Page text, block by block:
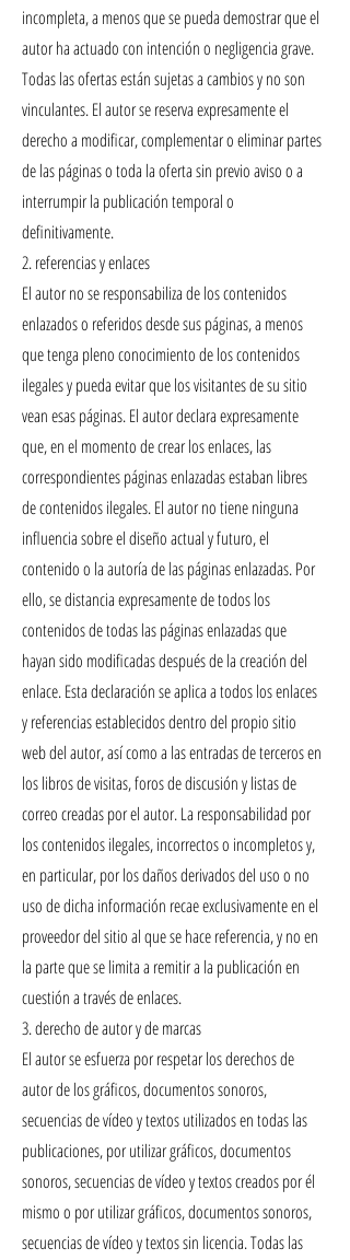
incompleta, a menos que se pueda demostrar que el
autor ha actuado con intención o negligencia grave.
Todas las ofertas están sujetas a cambios y no son
vinculantes. El autor se reserva expresamente el
derecho a modificar, complementar o eliminar partes
de las páginas o toda la oferta sin previo aviso o a
interrumpir la publicación temporal o
definitivamente.
2. referencias y enlaces
El autor no se responsabiliza de los contenidos
enlazados o referidos desde sus páginas, a menos
que tenga pleno conocimiento de los contenidos
ilegales y pueda evitar que los visitantes de su sitio
vean esas páginas. El autor declara expresamente
que, en el momento de crear los enlaces, las
correspondientes páginas enlazadas estaban libres
de contenidos ilegales. El autor no tiene ninguna
influencia sobre el diseño actual y futuro, el
contenido o la autoría de las páginas enlazadas. Por
ello, se distancia expresamente de todos los
contenidos de todas las páginas enlazadas que
hayan sido modificadas después de la creación del
enlace. Esta declaración se aplica a todos los enlaces
y referencias establecidos dentro del propio sitio
web del autor, así como a las entradas de terceros en
los libros de visitas, foros de discusión y listas de
correo creadas por el autor. La responsabilidad por
los contenidos ilegales, incorrectos o incompletos y,
en particular, por los daños derivados del uso o no
uso de dicha información recae exclusivamente en el
proveedor del sitio al que se hace referencia, y no en
la parte que se limita a remitir a la publicación en
cuestión a través de enlaces.
3. derecho de autor y de marcas
El autor se esfuerza por respetar los derechos de
autor de los gráficos, documentos sonoros,
secuencias de vídeo y textos utilizados en todas las
publicaciones, por utilizar gráficos, documentos
sonoros, secuencias de vídeo y textos creados por él
mismo o por utilizar gráficos, documentos sonoros,
secuencias de vídeo y textos sin licencia. Todas las